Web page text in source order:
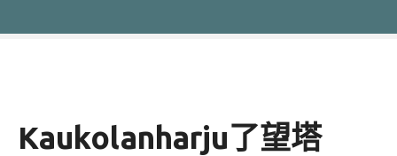
Kaukolanharju了望塔